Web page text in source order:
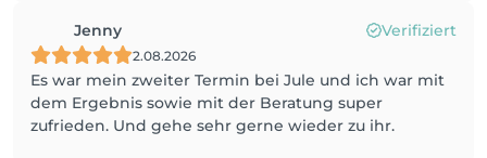
Jenny Verifiziert
2.08.2026
Es war mein zweiter Termin bei Jule und ich war mit
dem Ergebnis sowie mit der Beratung super
zufrieden. Und gehe sehr gerne wieder zu ihr.